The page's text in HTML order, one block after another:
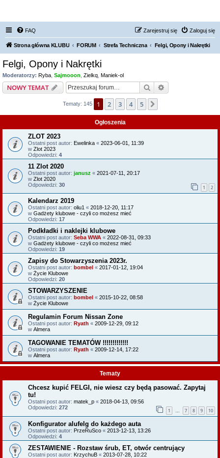
FAQ Zaloguj się
Zarejestruj się
Strona główna KLUBU FORUM Strefa Techniczna Felgi, Opony i Nakrętki
Felgi, Opony i Nakrętki
Moderatorzy: Ryba Sajmooon Zielkq Maniek-ol
NOWY TEMAT Szukaj
Tematy: 145 1 2 3 4 5
Ogłoszenia
ZLOT 2023
Ostatni post autor: Ewelinka « 2023-06-01, 11:39
w Zlot 2023
Odpowiedzi: 4
11 Zlot 2020
Ostatni post autor: janusz « 2021-07-11, 20:17
w Zlot 2020
Odpowiedzi: 30 1 2
Kalendarz 2019
Ostatni post autor: oliu1 « 2018-12-20, 11:17
w Gadżety klubowe - czyli co możesz mieć
Odpowiedzi: 17
Podkładki i naklejki klubowe
Ostatni post autor: Seba WWA « 2022-08-31, 09:33
w Gadżety klubowe - czyli co możesz mieć
Odpowiedzi: 19
Zapisy do Stowarzyszenia 2023r.
Ostatni post autor: bombel « 2017-01-12, 19:04
w Życie Klubowe
Odpowiedzi: 20
STOWARZYSZENIE
Ostatni post autor: bombel « 2015-10-22, 08:58
w Życie Klubowe
Regulamin Forum Nissan Zone
Ostatni post autor: Ryath « 2009-12-29, 09:12
w Almera
TAGOWANIE TEMATÓW !!!!!!!!!!!!!
Ostatni post autor: Ryath « 2009-12-14, 17:22
w Almera
Tematy
Chcesz kupić FELGI, nie wiesz czy będą pasować. Zapytaj
tu!
Ostatni post autor: matek_p « 2018-04-13, 09:56
Odpowiedzi: 272 1 … 7 8 9 10
Konfigurator alufelg do każdego auta
Ostatni post autor: PrzeRuSco « 2013-12-13, 13:26
Odpowiedzi: 4
ZESTAWIENIE - Rozstaw śrub, ET, otwór centrujący
Ostatni post autor: KrzychuB « 2013-07-28, 10:22